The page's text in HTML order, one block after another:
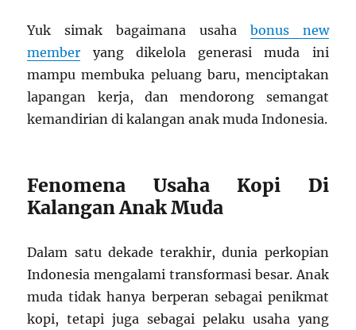
Yuk simak bagaimana usaha bonus new
member yang dikelola generasi muda ini
mampu membuka peluang baru, menciptakan
lapangan kerja, dan mendorong semangat
kemandirian di kalangan anak muda Indonesia.
Fenomena Usaha Kopi Di
Kalangan Anak Muda
Dalam satu dekade terakhir, dunia perkopian
Indonesia mengalami transformasi besar. Anak
muda tidak hanya berperan sebagai penikmat
kopi, tetapi juga sebagai pelaku usaha yang